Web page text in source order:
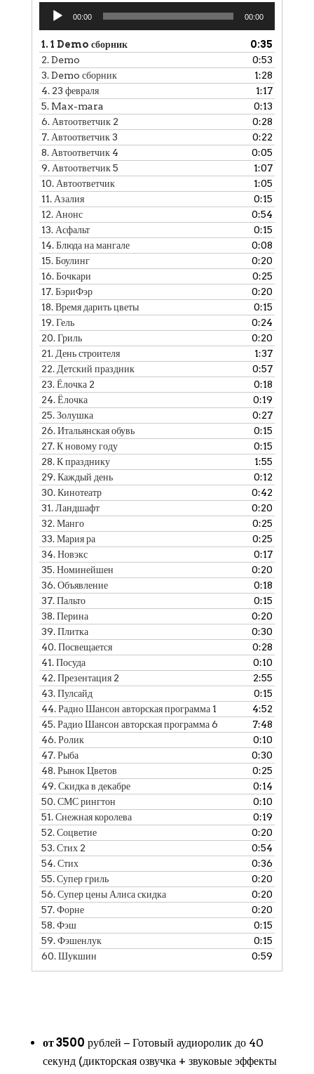
Аудиоплеер
00:00 00:00
1. 1 Demo сборник
0:35
2.Demo
0:53
3.Demo сборник
1:28
4. 23 февраля
1:17
5. Max-mara
0:13
6. Автоответчик 2
0:28
7. Автоответчик 3
0:22
8. Автоответчик 4
0:05
9. Автоответчик 5
1:07
10. Автоответчик
1:05
11. Азалия
0:15
12. Анонс
0:54
13. Асфальт
0:15
14.Блюда на мангале
0:08
15.Боулинг
0:20
16.Бочкари
0:25
17.БэриФэр
0:20
18.Время дарить цветы
0:15
19.Гель
0:24
20.Гриль
0:20
21. День строителя
1:37
22. Детский праздник
0:57
23.Ёлочка 2
0:18
24.Ёлочка
0:19
25.Золушка
0:27
26.Итальянская обувь
0:15
27.К новому году
0:15
28.К празднику
1:55
29.Каждый день
0:12
30.Кинотеатр
0:42
31.Ландшафт
0:20
32.Манго
0:25
33.Мария ра
0:25
34.Новэкс
0:17
35.Номинейшен
0:20
36.Объявление
0:18
37.Пальто
0:15
38.Перина
0:20
39.Плитка
0:30
40.Посвещается
0:28
41.Посуда
0:10
42.Презентация 2
2:55
43.Пулсайд
0:15
44.Радио Шансон авторская программа 1
4:52
45.Радио Шансон авторская программа 6
7:48
46.Ролик
0:10
47.Рыба
0:30
48.Рынок Цветов
0:25
49.Скидка в декабре
0:14
50.СМС рингтон
0:10
51.Снежная королева
0:19
52.Соцветие
0:20
53.Стих 2
0:54
54.Стих
0:36
55.Супер гриль
0:20
56.Супер цены Алиса скидка
0:20
57.Форне
0:20
58.Фэш
0:15
59.Фэшенлук
0:15
60.Шукшин 0:59
от 3500 рублей − Готовый аудиоролик до 40
секунд (дикторская озвучка + звуковые эффекты